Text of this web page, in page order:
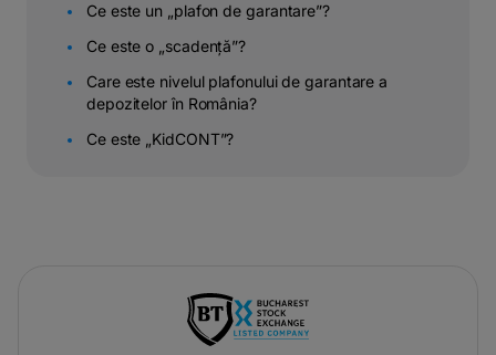
Ce este un „plafon de garantare”?
Ce este o „scadență”?
Care este nivelul plafonului de garantare a
depozitelor în România?
Ce este „KidCONT”?